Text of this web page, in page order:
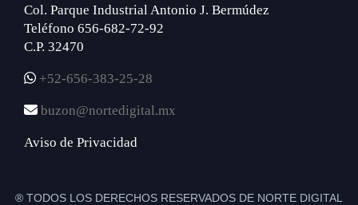
Col. Parque Industrial Antonio J. Bermúdez
Teléfono 656-682-72-92
C.P. 32470
+52-656-383-25-28
buzon@nortedigital.mx
Aviso de Privacidad
® TODOS LOS DERECHOS RESERVADOS DE NORTE DIGITAL